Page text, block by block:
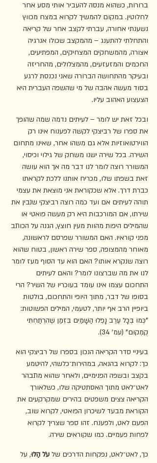
ברורות, כשהוא מנסה להעביר אותי מסע אחר
לחלוטין. במקום להמשיך לקרוא במצח מכווץ
נשענתי אחורה, עברתי לקצב אחר של קריאה
והתחלתי להתענג – מהמקצב שכולו אנרגיה
אצורה, מהמשחקים המצחיקים, המפתיעים,
החכמים והמזעזעים, מהמצלולים, מהחריזה
ובעיקר מהתחושה הברורה שאני נכנסת לרגע
בסוד מעשה אהבה של מי שהשפה העברית היא
הצעצוע האהוב עליו.
ובכל זאת יש לומר – לעיתים נדמה שמה שהופך
את ספרו של רביצקי לקשה לפענוח אינו רק
הווירטואוזיות אלא גם משהו אחר, שאינו מתחום
השירה. בכל שירה ישנו משחק של גילוי וכיסוי,
המשורר רוצה לומר לנו דבר מה אך הוא עושה
זאת בשפתו שלו, מכריח אותנו ללכת לקראתו
כברת דרך. אלא שכקוראת אני מוצאת את עצמי
תוהה לעיתים אם ועד כמה רוצה רביצקי שנבין את
שירתו, אם המורכבות היא רק מעשה פואטי או
שהמילים היפות מהוות מעין חוצץ, הגנה על הכותב
מפני קוראיו. האם המשורר שפרסם לראשונה,
מאוחר מהמצופה, ספר שירה ראשון, בטוח שהוא
רוצה שנקרא אותו? האם הוא עד הסוף מעז לומר
לנו את מה שברצונו לומר? והאם לעיתים
התחכום עצמו אינו עומד בעוכריו של השיר? הרי
בסופו של דבר, מתוך היופי והתחכום, בולטות
ביופיין הרב אף יותר, לטעמי, המילים הפשוטות:
"כְּמוֹ בְּכָל עֶרֶב נָפְלוּ הַשָּׁמַיִם בִּזְמַן שֶׁהִרְתַּחְתִּי
קֻמְקוּם" (עמ' 34).
בעיניי סדר הקריאה הנכון בספרו של רביצקי הוא
כך: לקרוא בהנאה, במהירות־כלשהי, להיטמע
בקצב ובשפה הפנימיים, ולאחר שהוא מתבהר
לאט־לאט מתוך האסתטיקה שלו, כשלאורך
הקריאה צצים משפטים בהירים שמקרקעים את
הקוראת מבעד לשיכרון הפואטי, לקרוא שוב,
הפעם לאט, ולפענח. זהו ספר שצריך לקרוא
לפחות פעמיים. כמו שקוראים שירה.
כך, לאט־לאט, נפקחות הדרכים של עֹל הַלּוּ, על